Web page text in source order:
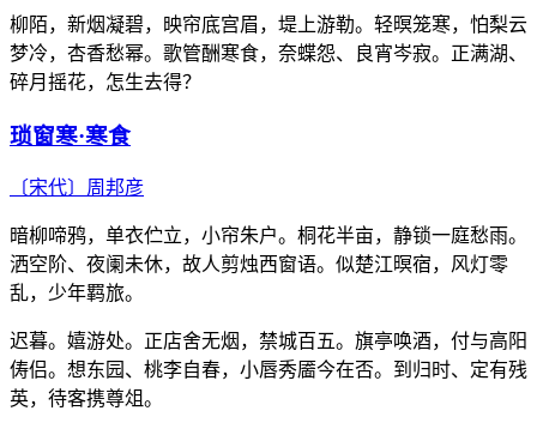
柳陌，新烟凝碧，映帘底宫眉，堤上游勒。轻暝笼寒，怕梨云
梦冷，杏香愁幂。歌管酬寒食，奈蝶怨、良宵岑寂。正满湖、
碎月摇花，怎生去得？
琐窗寒·寒食
〔宋代〕 周邦彦
暗柳啼鸦，单衣伫立，小帘朱户。桐花半亩，静锁一庭愁雨。
洒空阶、夜阑未休，故人剪烛西窗语。似楚江暝宿，风灯零
乱，少年羁旅。
迟暮。嬉游处。正店舍无烟，禁城百五。旗亭唤酒，付与高阳
俦侣。想东园、桃李自春，小唇秀靥今在否。到归时、定有残
英，待客携尊俎。